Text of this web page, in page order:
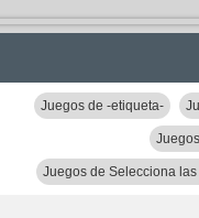
Juegos de -etiqueta-
Juegos de Selecciona